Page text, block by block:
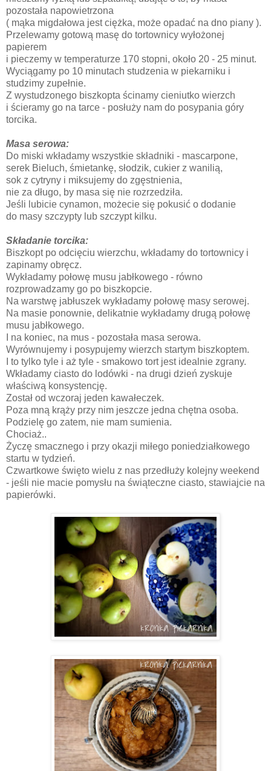
pozostała napowietrzona
( mąka migdałowa jest ciężka, może opadać na dno piany ).
Przelewamy gotową masę do tortownicy wyłożonej
papierem
i pieczemy w temperaturze 170 stopni, około 20 - 25 minut.
Wyciągamy po 10 minutach studzenia w piekarniku i
studzimy zupełnie.
Z wystudzonego biszkopta ścinamy cieniutko wierzch
i ścieramy go na tarce - posłuży nam do posypania góry
torcika.
Masa serowa:
Do miski wkładamy wszystkie składniki - mascarpone,
serek Bieluch, śmietankę, słodzik, cukier z wanilią,
sok z cytryny i miksujemy do zgęstnienia,
nie za długo, by masa się nie rozrzedziła.
Jeśli lubicie cynamon, możecie się pokusić o dodanie
do masy szczypty lub szczypt kilku.
Składanie torcika:
Biszkopt po odcięciu wierzchu, wkładamy do tortownicy i
zapinamy obręcz.
Wykładamy połowę musu jabłkowego - równo
rozprowadzamy go po biszkopcie.
Na warstwę jabłuszek wykładamy połowę masy serowej.
Na masie ponownie, delikatnie wykładamy drugą połowę
musu jabłkowego.
I na koniec, na mus - pozostała masa serowa.
Wyrównujemy i posypujemy wierzch startym biszkoptem.
I to tylko tyle i aż tyle - smakowo tort jest idealnie zgrany.
Wkładamy ciasto do lodówki - na drugi dzień zyskuje
właściwą konsystencję.
Został od wczoraj jeden kawałeczek.
Poza mną krąży przy nim jeszcze jedna chętna osoba.
Podzielę go zatem, nie mam sumienia.
Chociaż..
Życzę smacznego i przy okazji miłego poniedziałkowego
startu w tydzień.
Czwartkowe święto wielu z nas przedłuży kolejny weekend
- jeśli nie macie pomysłu na świąteczne ciasto, stawiajcie na
papierówki.